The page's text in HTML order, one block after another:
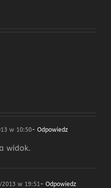
w 10:50- Odpowiedz
widok.
2013 w 19:51- Odpowiedz